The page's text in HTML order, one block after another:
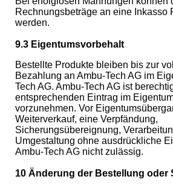
Rechnungsbeträge an eine Inkasso
werden.
9.3 Eigentumsvorbehalt
Bestellte Produkte bleiben bis zur
Bezahlung an Ambu-Tech AG im
Tech AG. Ambu-Tech AG ist
entsprechenden Eintrag im
vorzunehmen. Vor
Weiterverkauf, eine Verpfändung,
Sicherungsübereignung,
Umgestaltung ohne ausdrückliche
Ambu-Tech AG nicht zulässig.
10 Änderung der Bestellung oder